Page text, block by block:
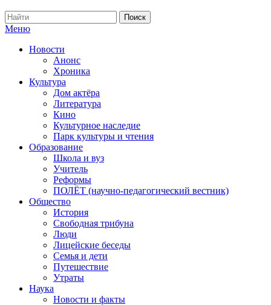
Меню
Новости
Анонс
Хроника
Культура
Дом актёра
Литература
Кино
Культурное наследие
Парк культуры и чтения
Образование
Школа и вуз
Учитель
Реформы
ПОЛЁТ (научно-педагогический вестник)
Общество
История
Свободная трибуна
Люди
Лицейские беседы
Семья и дети
Путешествие
Утраты
Наука
Новости и факты